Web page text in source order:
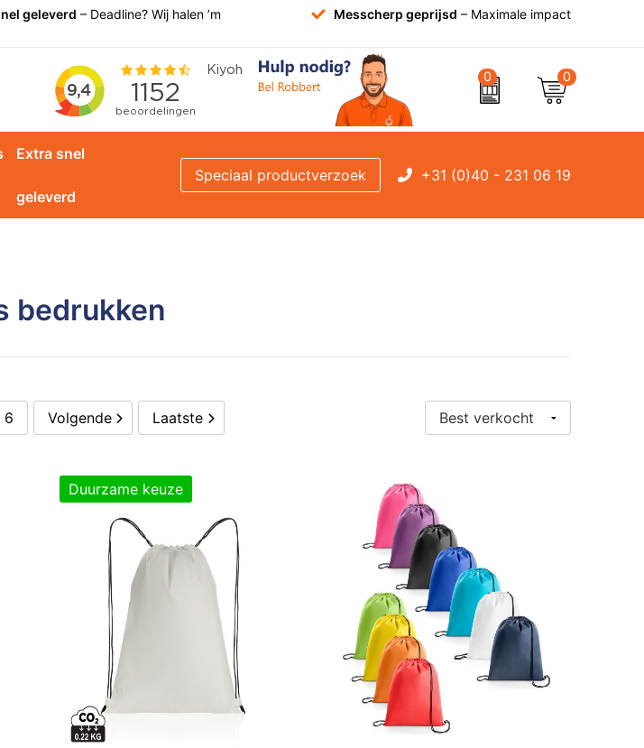
geleverd – Deadline? Wij halen ’m Messcherp geprijsd – Maximale impact
0 0
Extra snel
geleverd
Speciaal productverzoek +31 (0)40 - 231 06 19
bedrukken
6 Volgende Laatste
Duurzame keuze